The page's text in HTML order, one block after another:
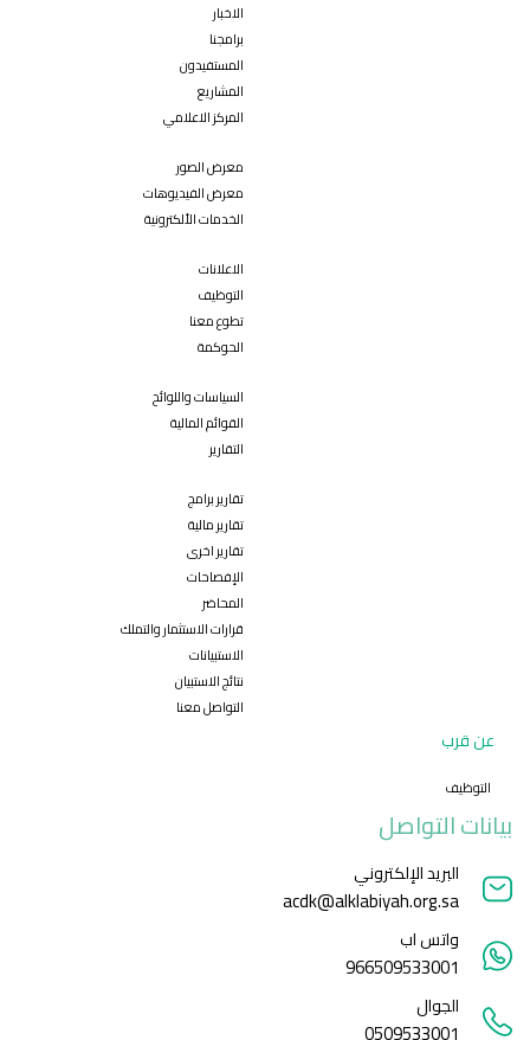
الاخبار
برامجنا
المستفيدون
المشاريع
المركز الاعلامي
معرض الصور
معرض الفيديوهات
الخدمات الألكترونية
الاعلانات
التوظيف
تطوع معنا
الحوكمة
السياسات واللوائح
القوائم المالية
التقارير
تقارير برامج
تقارير مالية
تقارير اخرى
الإفصاحات
المحاضر
قرارات الاستثمار والتملك
الاستبيانات
نتائج الاستبيان
التواصل معنا
عن قرب
التوظيف
بيانات التواصل
البريد الإلكتروني
acdk@alklabiyah.org.sa
واتس اب
966509533001
الجوال